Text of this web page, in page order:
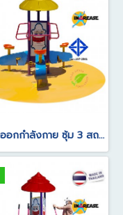
เครื่องออกกำลังกาย ซุ้ม 3 สถานี จักรยานนั่งปั่นบริหารขา